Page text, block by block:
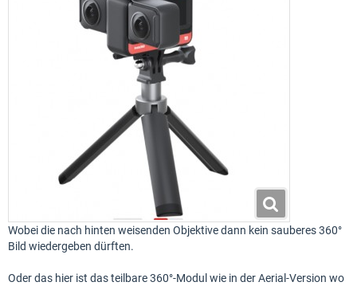
Wobei die nach hinten weisenden Objektive dann kein sauberes 360°
Bild wiedergeben dürften.
Oder das hier ist das teilbare 360°-Modul wie in der Aerial-Version wo